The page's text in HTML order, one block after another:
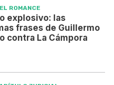
ROMANCE
explosivo: las
frases de Guillermo
contra La Cámpora